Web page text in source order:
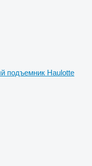
подъемник Haulotte